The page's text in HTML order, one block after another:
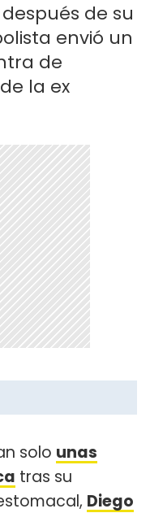
de su
envió un
de
la ex
solo unas
tras su
Diego